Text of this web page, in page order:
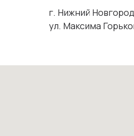
г. Нижний
ул. Максима